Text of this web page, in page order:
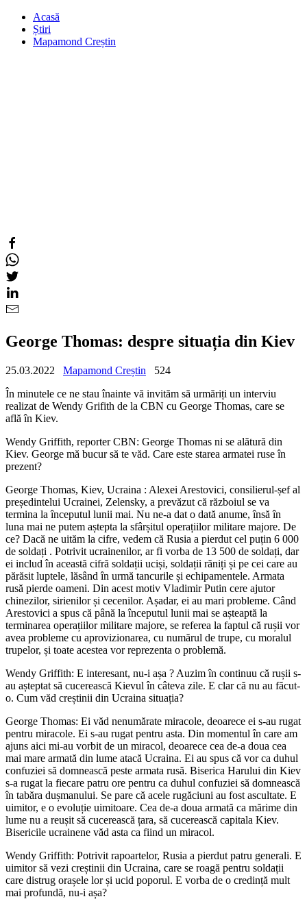
Acasă
Știri
Mapamond Creștin
George Thomas: despre situația din Kiev
25.03.2022 Mapamond Creștin
524
În minutele ce ne stau înainte vă invităm să urmăriți un interviu
realizat de Wendy Grifith de la CBN cu George Thomas, care se
află în Kiev.
Wendy Griffith, reporter CBN: George Thomas ni se alătură din
Kiev. George mă bucur să te văd. Care este starea armatei ruse în
prezent?
George Thomas, Kiev, Ucraina : Alexei Arestovici, consilierul-șef al
președintelui Ucrainei, Zelensky, a prevăzut că războiul se va
termina la începutul lunii mai. Nu ne-a dat o dată anume, însă în
luna mai ne putem aștepta la sfârșitul operațiilor militare majore. De
ce? Dacă ne uităm la cifre, vedem că Rusia a pierdut cel puțin 6 000
de soldați . Potrivit ucrainenilor, ar fi vorba de 13 500 de soldați, dar
ei includ în această cifră soldații uciși, soldații răniți și pe cei care au
părăsit luptele, lăsând în urmă tancurile și echipamentele. Armata
rusă pierde oameni. Din acest motiv Vladimir Putin cere ajutor
chinezilor, sirienilor și cecenilor. Așadar, ei au mari probleme. Când
Arestovici a spus că până la începutul lunii mai se așteaptă la
terminarea operațiilor militare majore, se referea la faptul că rușii vor
avea probleme cu aprovizionarea, cu numărul de trupe, cu moralul
trupelor, și toate acestea vor reprezenta o problemă.
Wendy Griffith: E interesant, nu-i așa ? Auzim în continuu că rușii s-
au așteptat să cucerească Kievul în câteva zile. E clar că nu au făcut-
o. Cum văd creștinii din Ucraina situația?
George Thomas: Ei văd nenumărate miracole, deoarece ei s-au rugat
pentru miracole. Ei s-au rugat pentru asta. Din momentul în care am
ajuns aici mi-au vorbit de un miracol, deoarece cea de-a doua cea
mai mare armată din lume atacă Ucraina. Ei au spus că vor ca duhul
confuziei să domnească peste armata rusă. Biserica Harului din Kiev
s-a rugat la fiecare patru ore pentru ca duhul confuziei să domnească
în tabăra dușmanului. Se pare că acele rugăciuni au fost ascultate. E
uimitor, e o evoluție uimitoare. Cea de-a doua armată ca mărime din
lume nu a reușit să cucerească țara, să cucerească capitala Kiev.
Bisericile ucrainene văd asta ca fiind un miracol.
Wendy Griffith: Potrivit rapoartelor, Rusia a pierdut patru generali. E
uimitor să vezi creștinii din Ucraina, care se roagă pentru soldații
care distrug orașele lor și ucid poporul. E vorba de o credință mult
mai profundă, nu-i așa?